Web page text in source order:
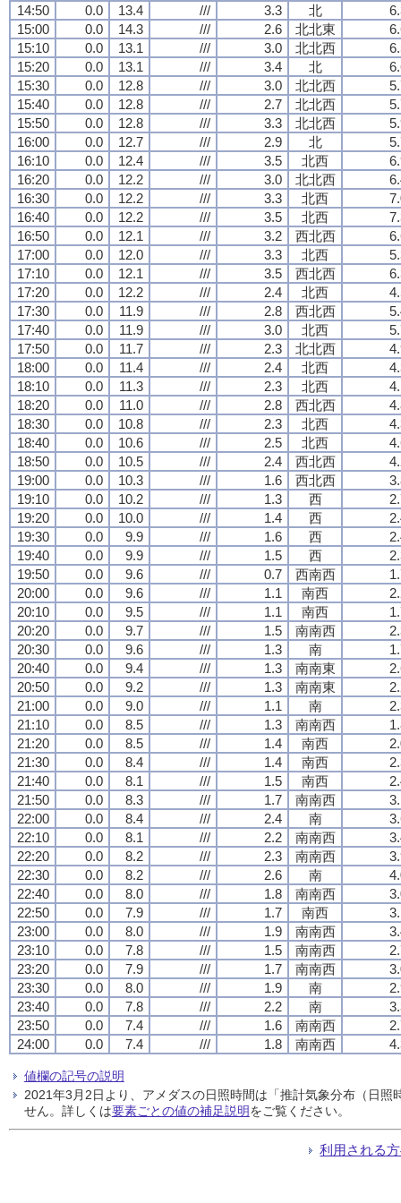
14:50 0.0 13.4 /// 3.3 北
15:00
0.0 14.3 /// 2.6 北北東
15:10
0.0 13.1 /// 3.0 北北西
15:20
0.0 13.1 /// 3.4 北
15:30
0.0 12.8 /// 3.0 北北西
15:40
0.0 12.8 /// 2.7 北北西
15:50
0.0 12.8 /// 3.3 北北西
16:00
0.0 12.7 /// 2.9 北
16:10
0.0 12.4 /// 3.5 北西
16:20
0.0 12.2 /// 3.0 北北西
16:30
0.0 12.2 /// 3.3 北西
16:40
0.0 12.2 /// 3.5 北西
16:50
0.0 12.1 /// 3.2 西北西
17:00
0.0 12.0 /// 3.3 北西
17:10
0.0 12.1 /// 3.5 西北西
17:20
0.0 12.2 /// 2.4 北西
17:30
0.0 11.9 /// 2.8 西北西
17:40
0.0 11.9 /// 3.0 北西
17:50
0.0 11.7 /// 2.3 北北西
18:00
0.0 11.4 /// 2.4 北西
18:10
0.0 11.3 /// 2.3 北西
18:20
0.0 11.0 /// 2.8 西北西
18:30
0.0 10.8 /// 2.3 北西
18:40
0.0 10.6 /// 2.5 北西
18:50
0.0 10.5 /// 2.4 西北西
19:00
0.0 10.3 /// 1.6 西北西
19:10
0.0 10.2 /// 1.3 西
19:20
0.0 10.0 /// 1.4 西
19:30
0.0 9.9 /// 1.6 西
19:40
0.0 9.9 /// 1.5 西
19:50
0.0 9.6 /// 0.7 西南西
20:00
0.0 9.6 /// 1.1 南西
20:10
0.0 9.5 /// 1.1 南西
20:20
0.0 9.7 /// 1.5 南南西
20:30
0.0 9.6 /// 1.3 南
20:40
0.0 9.4 /// 1.3 南南東
20:50
0.0 9.2 /// 1.3 南南東
21:00
0.0 9.0 /// 1.1 南
21:10
0.0 8.5 /// 1.3 南南西
21:20
0.0 8.5 /// 1.4 南西
21:30
0.0 8.4 /// 1.4 南西
21:40
0.0 8.1 /// 1.5 南西
21:50
0.0 8.3 /// 1.7 南南西
22:00
0.0 8.4 /// 2.4 南
22:10
0.0 8.1 /// 2.2 南南西
22:20
0.0 8.2 /// 2.3 南南西
22:30
0.0 8.2 /// 2.6 南
22:40
0.0 8.0 /// 1.8 南南西
22:50
0.0 7.9 /// 1.7 南西
23:00
0.0 8.0 /// 1.9 南南西
23:10
0.0 7.8 /// 1.5 南南西
23:20
0.0 7.9 /// 1.7 南南西
23:30
0.0 8.0 /// 1.9 南
23:40
0.0 7.8 /// 2.2 南
23:50
0.0 7.4 /// 1.6 南南西
24:00
0.0 7.4 /// 1.8 南南西
値欄の記号の説明
2021年3月2日より、アメダスの日照時間は「推計気象分布（日
せん。詳しくは要素ごとの値の補足説明をご覧ください。
利用される